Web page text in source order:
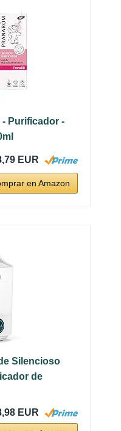
- Purificador -
EUR
en Amazon
Silencioso
de
EUR